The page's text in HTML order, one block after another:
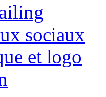
sociaux
et logo